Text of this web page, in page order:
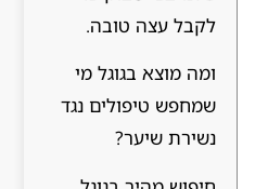
לקבל עצה טובה.
ומה מוצא בגוגל מי
שמחפש טיפולים נגד
נשירת שיער?